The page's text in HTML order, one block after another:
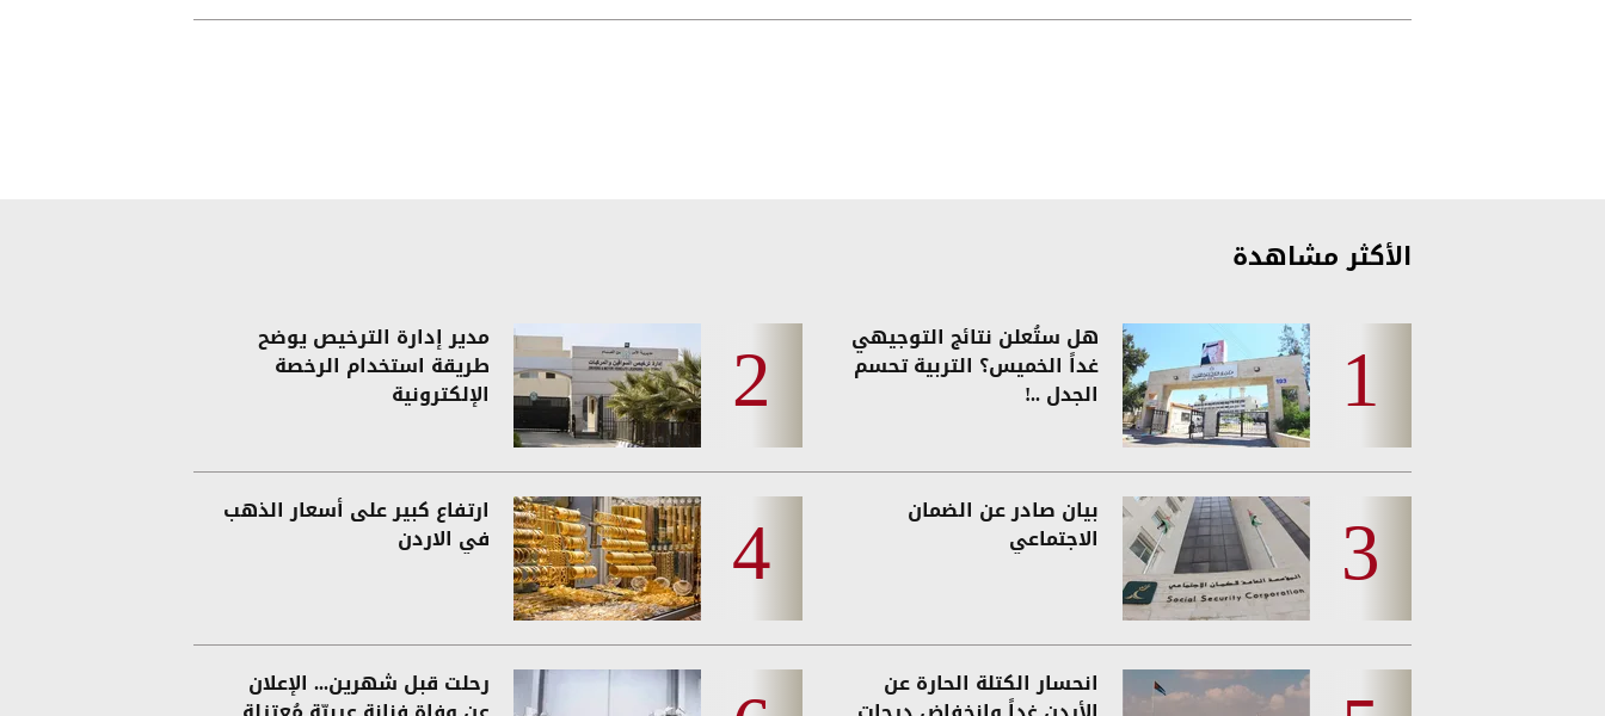
الأكثر مشاهدة
هل ستُعلن نتائج التوجيهي
غداً الخميس؟ التربية تحسم
الجدل ..!
مدير إدارة الترخيص يوضح
طريقة استخدام الرخصة
الإلكترونية
بيان صادر عن الضمان
الاجتماعي
ارتفاع كبير على أسعار الذهب
في الاردن
انحسار الكتلة الحارة عن رحلت قبل شهرين... الإعلان